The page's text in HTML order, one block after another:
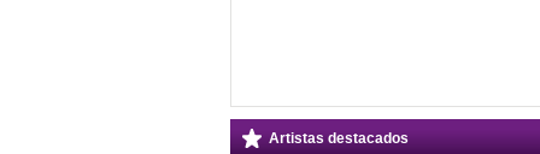
Artistas destacados